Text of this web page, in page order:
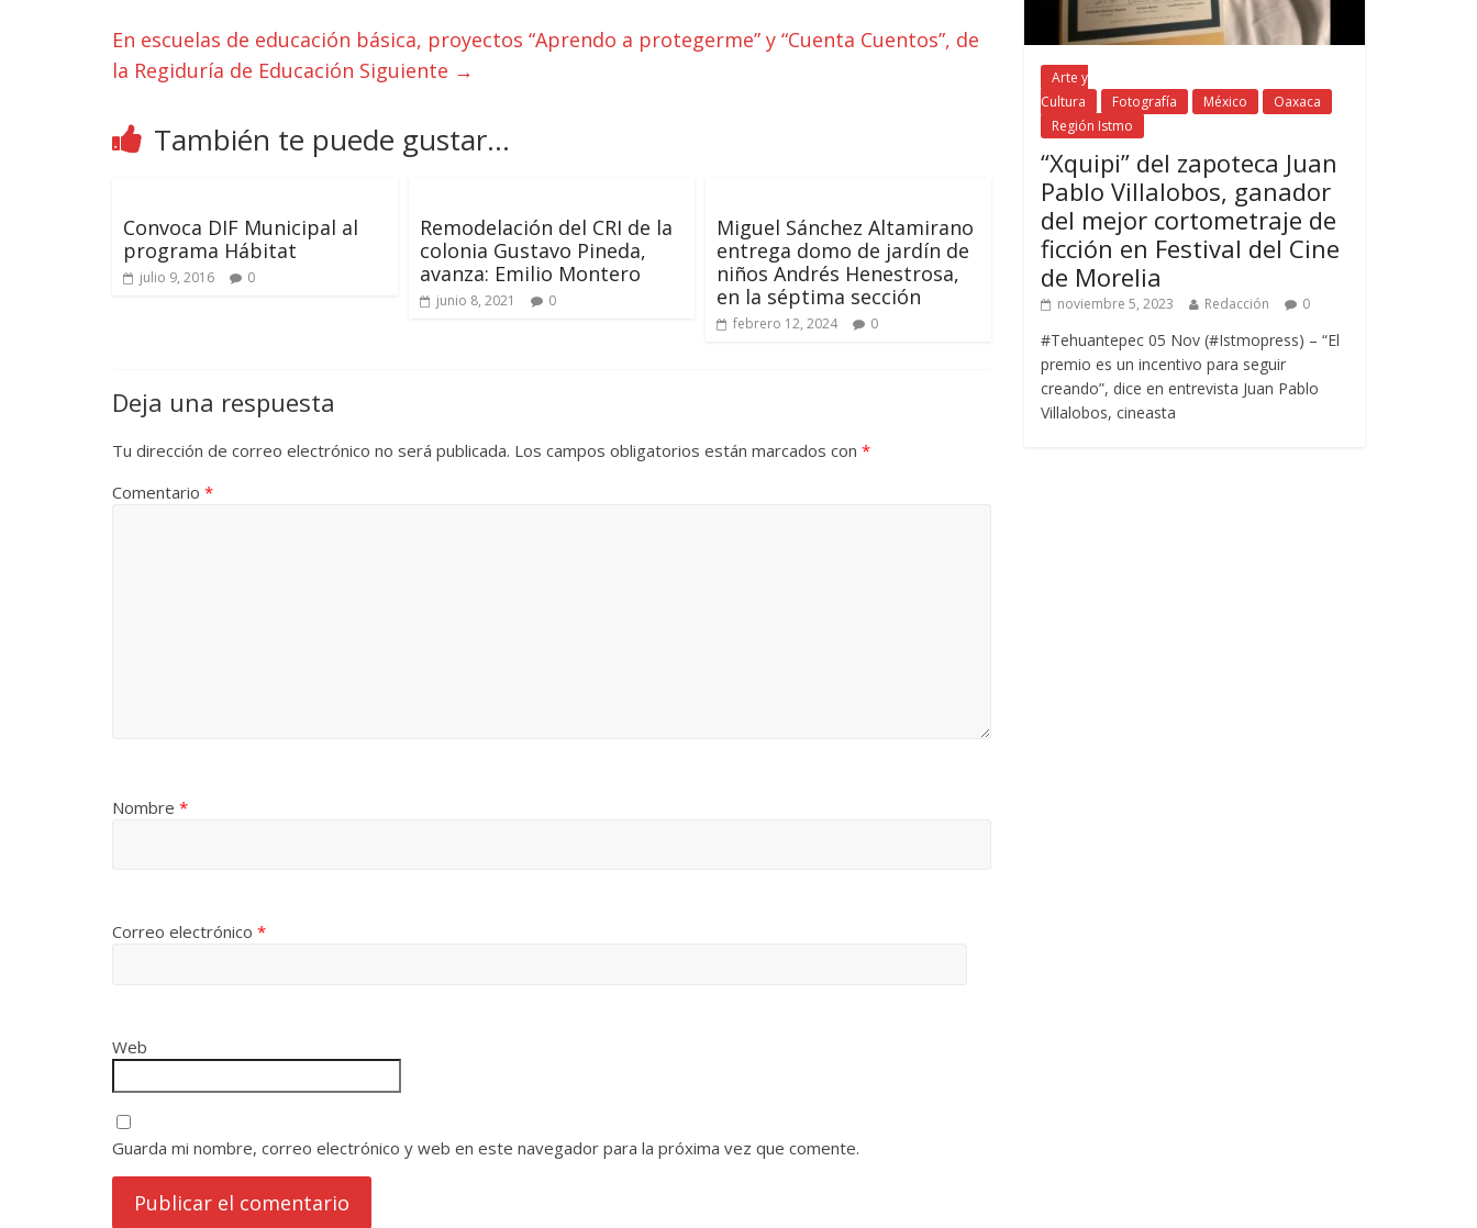
En escuelas de educación básica, proyectos “Aprendo a protegerme” y “Cuenta Cuentos”, de
la Regiduría de Educación Siguiente →
También te puede gustar...
Convoca DIF Municipal al
programa Hábitat
julio 9, 2016 0
Remodelación del CRI de la
colonia Gustavo Pineda,
avanza: Emilio Montero
junio 8, 2021 0
Miguel Sánchez Altamirano
entrega domo de jardín de
niños Andrés Henestrosa,
en la séptima sección
febrero 12, 2024 0
Deja una respuesta
Tu dirección de correo electrónico no será publicada. Los campos obligatorios están marcados con *
Comentario *
Nombre *
Correo electrónico *
Web
Guarda mi nombre, correo electrónico y web en este navegador para la próxima vez que comente.
Arte y
Cultura
Fotografía México
Oaxaca
Región Istmo
“Xquipi” del zapoteca Juan
Pablo Villalobos, ganador
del mejor cortometraje de
ficción en Festival del Cine
de Morelia
noviembre 5, 2023 Redacción 0
#Tehuantepec 05 Nov (#Istmopress) – “El
premio es un incentivo para seguir
creando”, dice en entrevista Juan Pablo
Villalobos, cineasta